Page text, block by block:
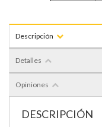
Descripción
Detalles
Opiniones
DESCRIPCIÓN